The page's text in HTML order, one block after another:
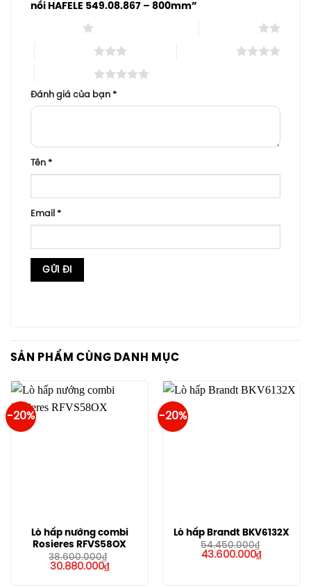
nồi HAFELE 549.08.867 – 800mm”
Đánh giá của bạn *
Tên *
Email *
SẢN PHẨM CÙNG DANH MỤC
-20%
Lò hấp nướng combi
Rosieres RFVS58OX
38.600.000₫
Giá
30.880.000₫Giá
hiện
-20%
Lò hấp Brandt BKV6132X
54.450.000₫
Giá
43.600.000₫Giá
hiện